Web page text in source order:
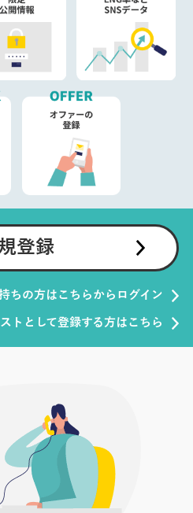
登録
ちの方はこちらからログイン
トとして登録する方はこちら